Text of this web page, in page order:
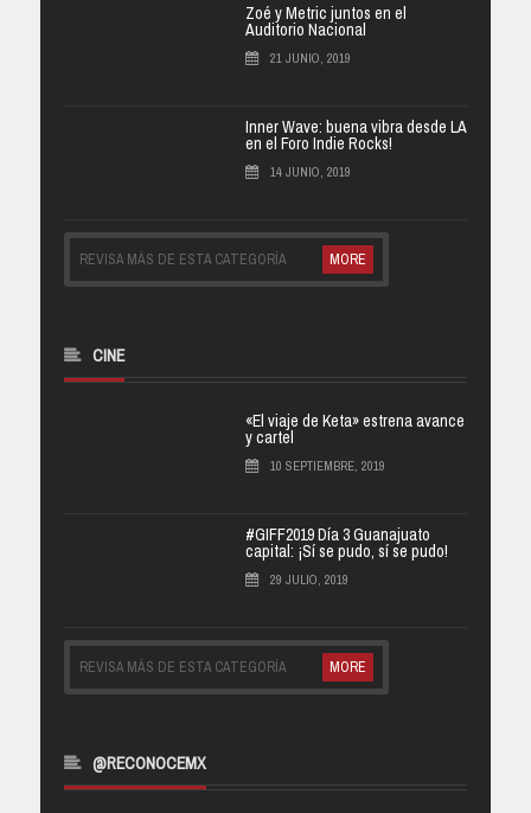
Zoé y Metric juntos en el
Auditorio Nacional
21 JUNIO, 2019
Inner Wave: buena vibra desde LA
en el Foro Indie Rocks!
14 JUNIO, 2019
REVISA MÁS DE ESTA CATEGORÍA MORE
CINE
«El viaje de Keta» estrena avance
y cartel
10 SEPTIEMBRE, 2019
#GIFF2019 Día 3 Guanajuato
capital: ¡Sí se pudo, sí se pudo!
29 JULIO, 2019
REVISA MÁS DE ESTA CATEGORÍA MORE
@RECONOCEMX